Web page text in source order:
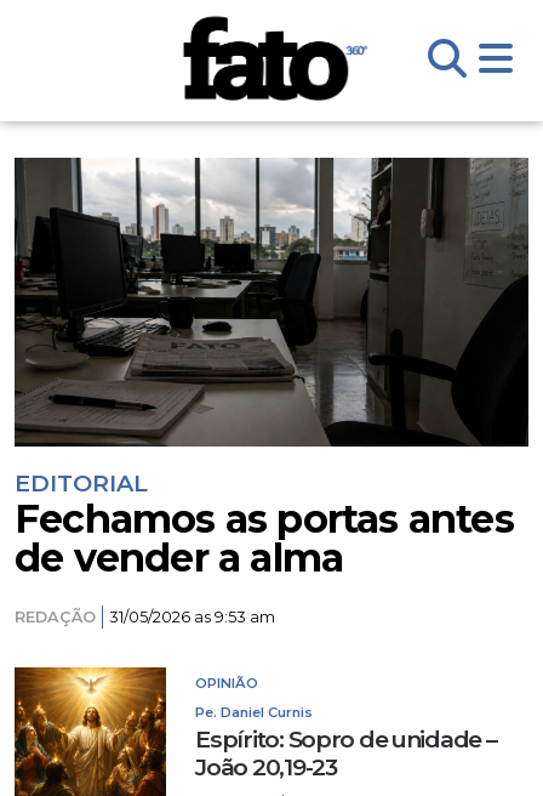
EDITORIAL
Fechamos as portas antes
de vender a alma
REDAÇÃO 31/05/2026 as 9:53 am
OPINIÃO
Pe. Daniel Curnis
Espírito: Sopro de unidade –
João 20,19-23